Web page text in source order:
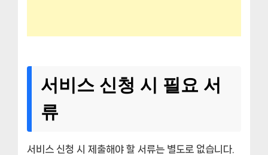
서비스 신청 시 필요 서
류
서비스 신청 시 제출해야 할 서류는 별도로 없습니다.